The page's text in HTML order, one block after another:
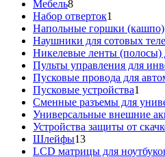
Мебель88
товаров
Набор отверток1
товар
Напольные горшки (кашпо)
Наушники для сотовых
Никелевые ленты (полосы)
Пульты управления для
Пусковые провода для
Пусковые устройства1
товар
Сменные разъемы для
Универсальные внешние
Устройства защиты от
Шлейфы1313
товаров
LCD матрицы для